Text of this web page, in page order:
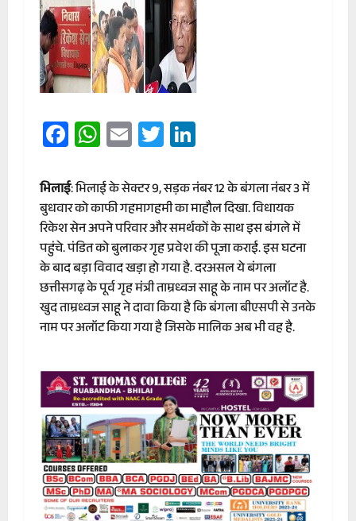
Facebook
WhatsApp
EmailTwitter
भिलाई: भिलाई के सेक्टर 9, सड़क नंबर 12 के बंगला नंबर 3 में
बुधवार को काफी गहमागहमी का माहौल दिखा. विधायक
रिकेश सेन अपने परिवार और समर्थकों के साथ इस बंगले में
पहुंचे. पंडित को बुलाकर गृह प्रवेश की पूजा कराई. इस घटना
के बाद बड़ा विवाद खड़ा हो गया है. दरअसल ये बंगला
छत्तीसगढ़ के पूर्व गृह मंत्री ताम्रध्वज साहू के नाम पर अलॉट है.
खुद ताम्रध्वज साहू ने दावा किया है कि बंगला बीएसपी से उनके
नाम पर अलॉट किया गया है जिसके मालिक अब भी वह है.